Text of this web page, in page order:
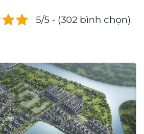
5/5 - (302 bình chọn)